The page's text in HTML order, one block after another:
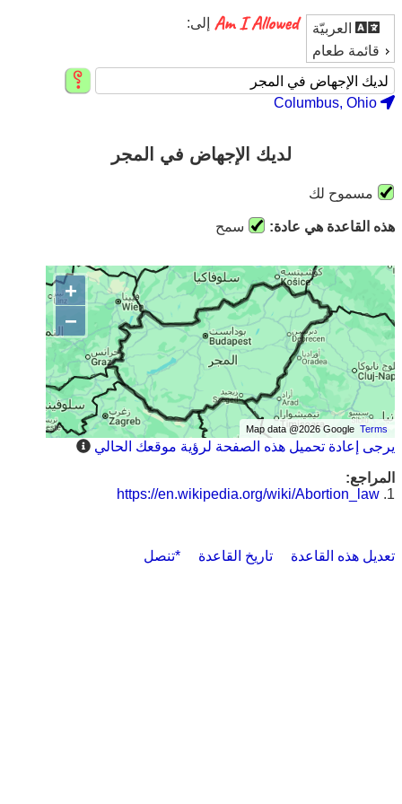
العربيّة
قائمة طعام
إلى:
Columbus, Ohio
لديك الإجهاض في المجر
مسموح لك
هذه القاعدة هي عادة: سمح
+
−
Map data @2026 GoogleTerms
يرجى إعادة تحميل هذه الصفحة لرؤية موقعك الحالي
المراجع:
1.
https://en.wikipedia.org/wiki/Abortion_law
تعديل هذه القاعدة تاريخ القاعدة *تنصل